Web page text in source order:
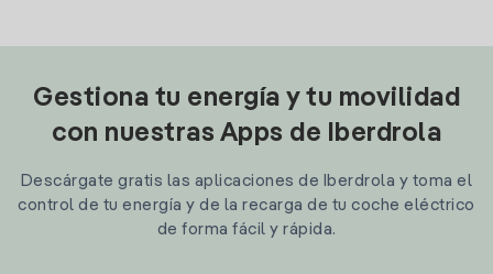
Gestiona tu energía y tu movilidad
con nuestras Apps de Iberdrola
Descárgate gratis las aplicaciones de Iberdrola y toma el
control de tu energía y de la recarga de tu coche eléctrico
de forma fácil y rápida.